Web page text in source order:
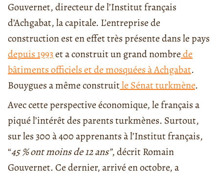
Gouvernet, directeur de l’Institut français
d’Achgabat, la capitale. L’entreprise de
construction est en effet très présente dans le pays
depuis 1993et a construit un grand nombrede
bâtiments officiels et de mosquées à Achgabat.
Bouygues a même construitle Sénat turkmène.
Avec cette perspective économique, le français a
piqué l’intérêt des parents turkmènes. Surtout,
sur les 300 à 400 apprenants à l’Institut français,
“45 % ont moins de 12 ans”, décrit Romain
Gouvernet. Ce dernier, arrivé en octobre, a